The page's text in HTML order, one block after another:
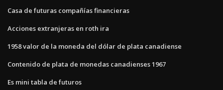
Casa de futuras compañías financieras
Acciones extranjeras en roth ira
1958 valor de la moneda del dólar de plata canadiense
Contenido de plata de monedas canadienses 1967
Es mini tabla de futuros